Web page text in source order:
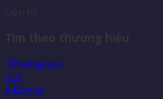
12Nangpaya
4U2
A Bonne